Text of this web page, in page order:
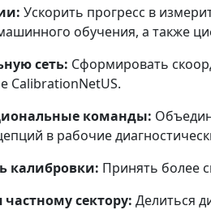
Ускорить прогресс в
обучения, а также
сеть: Сформировать
CalibrationNetUS.
команды:
в рабочие
калибровки: Принять более
сектору: Делиться